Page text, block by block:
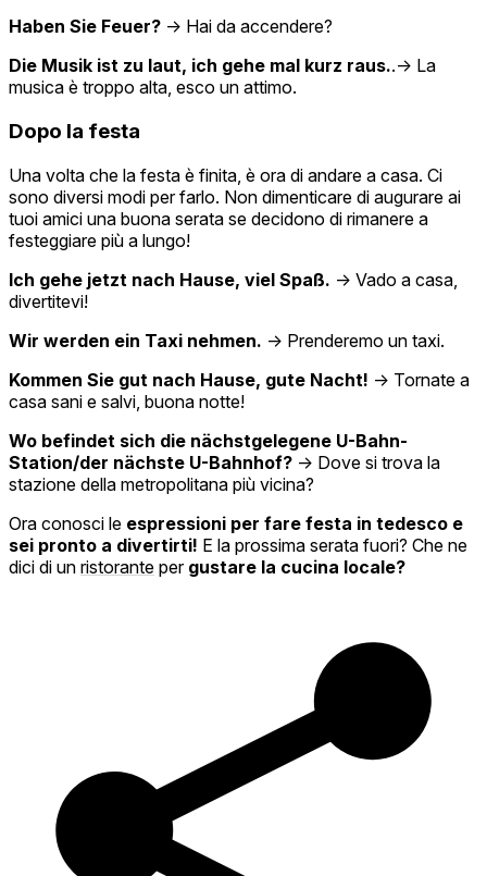
Haben Sie Feuer? → Hai da accendere?
Die Musik ist zu laut, ich gehe mal kurz raus..→ La
musica è troppo alta, esco un attimo.
Dopo la festa
Una volta che la festa è finita, è ora di andare a casa. Ci
sono diversi modi per farlo. Non dimenticare di augurare ai
tuoi amici una buona serata se decidono di rimanere a
festeggiare più a lungo!
Ich gehe jetzt nach Hause, viel Spaß. → Vado a casa,
divertitevi!
Wir werden ein Taxi nehmen. → Prenderemo un taxi.
Kommen Sie gut nach Hause, gute Nacht! → Tornate a
casa sani e salvi, buona notte!
Wo befindet sich die nächstgelegene U-Bahn-
Station/der nächste U-Bahnhof? → Dove si trova la
stazione della metropolitana più vicina?
Ora conosci le espressioni per fare festa in tedesco e
sei pronto a divertirti! E la prossima serata fuori? Che ne
dici di un ristorante per gustare la cucina locale?